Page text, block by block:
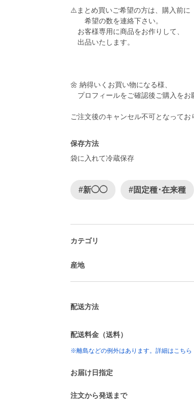
⚠️まとめ買いご希望の方は、購入前に
希望の数を連絡下さい。
お客様専用に商品をお作りして、
出品いたします。
🌼 納得いくお買い物になる様、
プロフィールをご確認後ご購入をお
ご注文後のキャンセル不可となってお
保存方法
袋に入れて冷蔵保存
#新◯◯ #固定種･在来種
カテゴリ
産地
配送方法
配送料金（送料）
※離島などの例外はあります。詳細はこちら
お届け日指定
注文から発送まで